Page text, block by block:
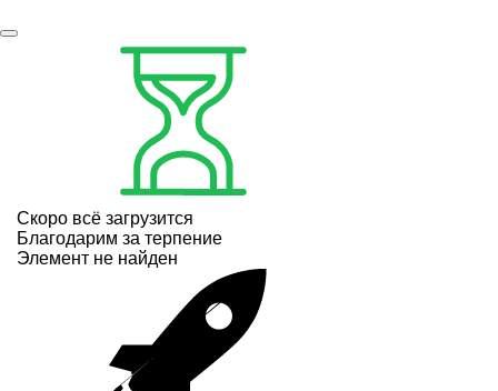
Скоро всё загрузится
Благодарим за терпение
Элемент не найден